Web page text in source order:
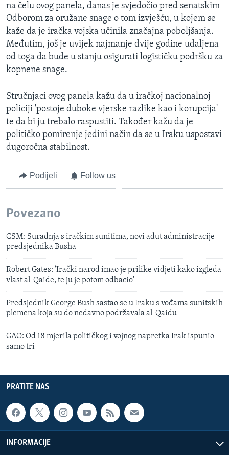
MAGAZIN
O GLASU AMERIKE
Learning English
Jezici
na čelu ovog panela, danas je svjedočio pred senatskim
Odborom za oružane snage o tom izvješću, u kojem se
kaže da je iračka vojska učinila značajna poboljšanja.
Međutim, još je uvijek najmanje dvije godine udaljena
od toga da bude u stanju osigurati logističku podršku za
kopnene snage.
Stručnjaci ovog panela kažu da u iračkoj nacionalnoj
policiji 'postoje duboke vjerske razlike kao i korupcija'
te da bi ju trebalo raspustiti. Također kažu da je
političko pomirenje jedini način da se u Iraku uspostavi
dugoročna stabilnost.
Podijeli Follow us
Povezano
CSM: Suradnja s iračkim sunitima, novi adut administracije
predsjednika Busha
Robert Gates: 'Irački narod imao je prilike vidjeti kako izgleda
vlast al-Qaide, te ju je potom odbacio'
Predsjednik George Bush sastao se u Iraku s vođama sunitskih
plemena koja su do nedavno podržavala al-Qaidu
GAO: Od 18 mjerila političkog i vojnog napretka Irak ispunio
samo tri
PRATITE NAS
INFORMACIJE